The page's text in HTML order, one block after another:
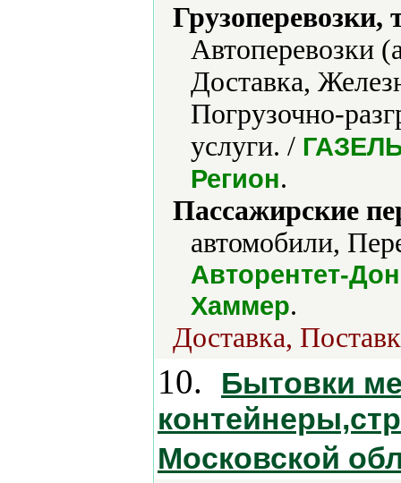
Автоперевозки
Доставка,
Погрузочно-
услуги. /
Регион.
Пассажирские
автомобили,
Авторентет-
Хаммер.
Доставка,
10.
Бытовки
Московской